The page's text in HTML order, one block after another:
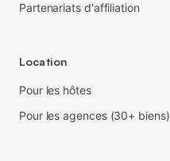
Partenariats d'affiliation
Location
Pour les hôtes
Pour les agences (30+ biens)